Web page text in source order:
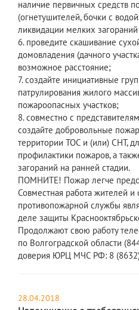
наличие первичных средств
(огнетушителей, бочки с
ликвидации мелких
6. проведите скашивание
домовладения (дачного
возможное расстояние;
7. создайте инициативные
патрулирования жилого
пожароопасных участков;
8. совместно с
создайте добровольные
территории ТОС и (или) СНТ,
профилактики пожаров, а
загораний на ранней стадии.
ПОМНИТЕ! Пожар легче
Совместная работа жителей
противопожарной службы
деле защиты
Продолжают свою работу
по Волгоградской области
доверия ЮРЦ МЧС РФ: 8
28.04.2018